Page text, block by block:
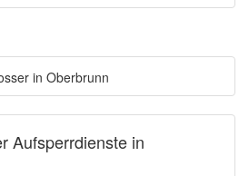
Aufsperrdienste in